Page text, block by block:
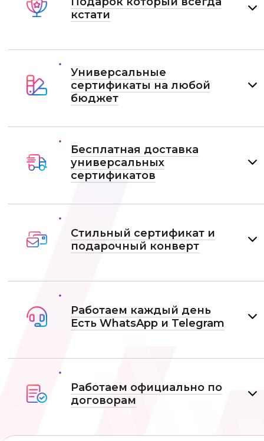
кстати
Универсальные
сертификаты на любой
бюджет
Бесплатная доставка
универсальных
сертификатов
Стильный сертификат и
подарочный конверт
Работаем каждый день
Есть WhatsApp и Telеgram
Работаем официально по
договорам